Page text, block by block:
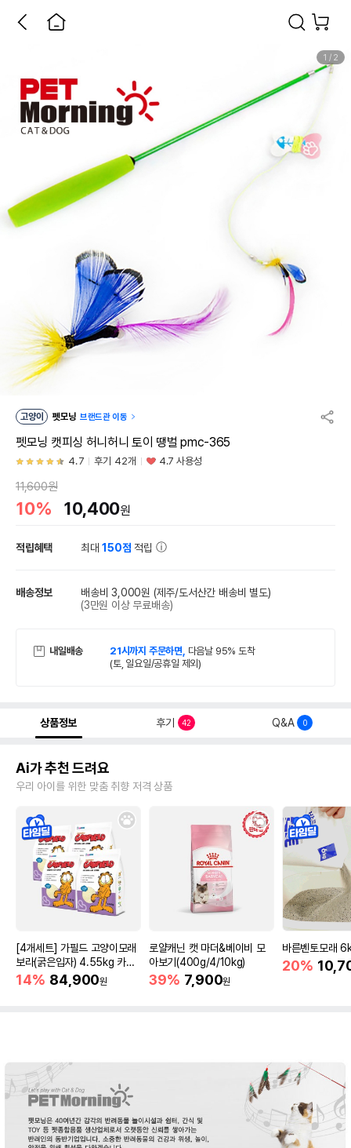
1 / 2
고양이 펫모닝 브랜드관 이동
펫모닝 캣피싱 허니허니 토이 땡벌 pmc-365
4.7 후기 42개 4.7 사용성
11,600원
10% 10,400원
적립혜택 최대150점 적립
배송정보 배송비 3,000원 (제주/도서산간 배송비 별도)
(3만원 이상 무료배송)
내일배송 21시까지 주문하면, 다음날 95% 도착
(토, 일요일/공휴일 제외)
상품정보 후기 42 Q&A 0
Ai가 추천 드려요
우리 아이를 위한 맞춤 취향 저격 상품
[4개세트] 가필드 고양이모래
보라(굵은입자) 4.55kg 카사
바모래
14% 84,900원
로얄캐닌 캣 마더&베이비 모
아보기(400g/4/10kg)
39% 7,900원
바른벤토모래
20%